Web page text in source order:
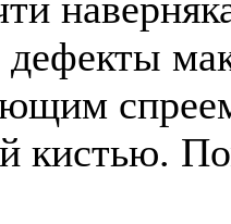
дефекты
кистью.